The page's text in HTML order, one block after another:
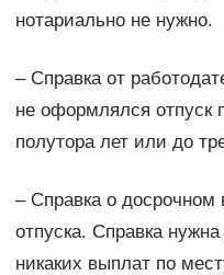
нотариально не нужно.
– Справка от
не оформлялся отпуск
полутора лет или до
– Справка о досрочном
отпуска. Справка
никаких выплат по